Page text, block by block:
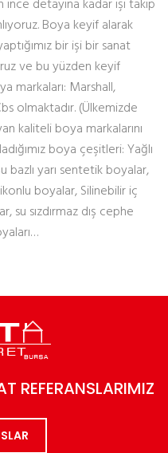
detayına kadar işi takip
Boya keyif alarak
bir işi bir sanat
ve bu yüzden keyif
markaları: Marshall,
olmaktadır. (Ülkemizde
kaliteli boya markalarını
boya çeşitleri: Yağlı
bazlı yarı sentetik boyalar,
boyalar, Silinebilir iç
su sızdırmaz dış cephe
REFERANSLARIMIZ